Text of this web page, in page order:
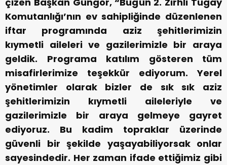
Komutanlığı’nın ev sahipliğinde düzenlenen
iftar programında aziz şehitlerimizin
kıymetli aileleri ve gazilerimizle bir araya
geldik. Programa katılım gösteren tüm
misafirlerimize teşekkür ediyorum. Yerel
yönetimler olarak bizler de sık sık aziz
şehitlerimizin kıymetli aileleriyle ve
gazilerimizle bir araya gelmeye gayret
ediyoruz. Bu kadim topraklar üzerinde
güvenli bir şekilde yaşayabiliyorsak onlar
sayesindedir. Her zaman ifade ettiğimiz gibi